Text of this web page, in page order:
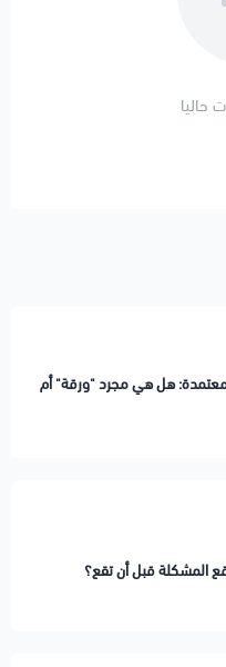
حاليا
هل هي مجرد "ورقة" أم
المشكلة قبل أن تقع؟